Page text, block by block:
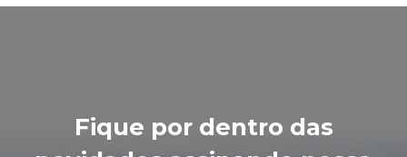
Fique por dentro das